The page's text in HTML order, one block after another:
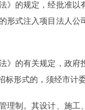
规定，经批准以
形式注入项目法人
有关规定，政府
形式的，须经市计
。其设计、施工